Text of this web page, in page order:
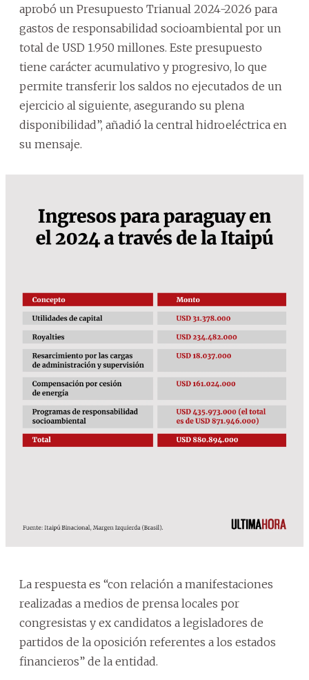
aprobó un Presupuesto Trianual 2024-2026 para
gastos de responsabilidad socioambiental por un
total de USD 1.950 millones. Este presupuesto
tiene carácter acumulativo y progresivo, lo que
permite transferir los saldos no ejecutados de un
ejercicio al siguiente, asegurando su plena
disponibilidad”, añadió la central hidroeléctrica en
su mensaje.
La respuesta es “con relación a manifestaciones
realizadas a medios de prensa locales por
congresistas y ex candidatos a legisladores de
partidos de la oposición referentes a los estados
financieros” de la entidad.